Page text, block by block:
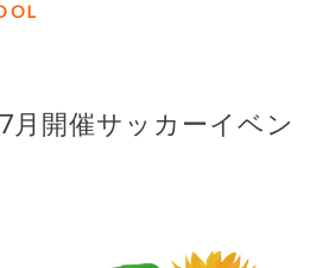
月開催サッカーイベン